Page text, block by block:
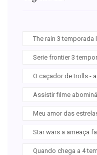
The rain 3 temporada
Serie frontier 3
O caçador de trolls -
Assistir filme
Meu amor das
Star wars a ameaça
Quando chega a 4